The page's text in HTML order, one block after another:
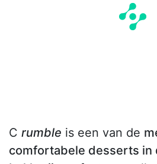
C rumble is een van de
comfortabele desserts in